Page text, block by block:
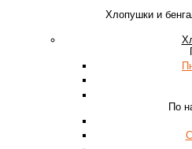
Хлопушки и
По